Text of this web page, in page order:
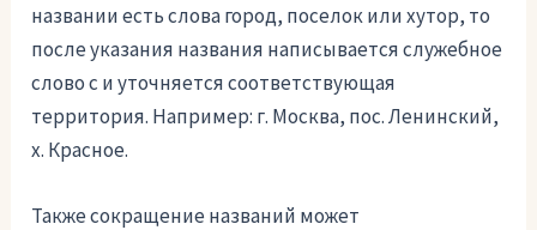
названии есть слова город, поселок или хутор, то
после указания названия написывается служебное
слово с и уточняется соответствующая
территория. Например: г. Москва, пос. Ленинский,
х. Красное.
Также сокращение названий может